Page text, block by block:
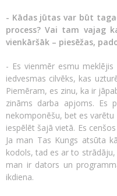
- Kādas jūtas var būt
process? Vai tam vajag
vienkāršāk – piesēžas,
- Es vienmēr esmu
iedvesmas cilvēks, kas
Piemēram, es zinu, ka ir
zināms darba apjoms. Es
nekomponēšu, bet es
iespēlēt šajā vietā. Es
Ja man Tas Kungs atsūta
kodols, tad es ar to
man ir dators un
ikdiena.